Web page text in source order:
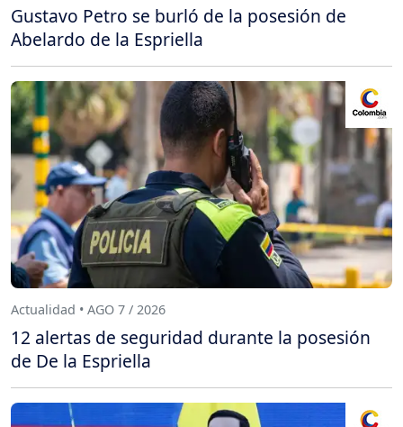
Gustavo Petro se burló de la posesión de
Abelardo de la Espriella
Actualidad • AGO 7 / 2026
12 alertas de seguridad durante la posesión
de De la Espriella